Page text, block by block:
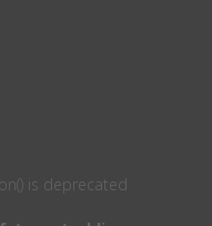
is deprecated